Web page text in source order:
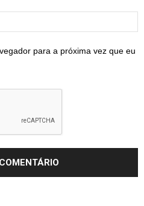
para a próxima vez que eu